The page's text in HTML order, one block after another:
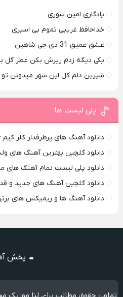
یادگاری امین سوری
خداحافظ غریبی تموم بی اسیری
عشق عمیق 31 دی جی شاهین
یکی دیگه زدم زیرش بکن عطر گل
شیرین دلم کل این شهر میدونن
پلی لیست ها
دانلود آهنگ های پرطرفدار کلر
دانلود گلچین بهترین آهنگ های
دانلود پلی لیست تمام آهنگ های
دانلود گلچین آهنگ های جدید و
دانلود آهنگ ها و ریمیکس های برتر
پخش